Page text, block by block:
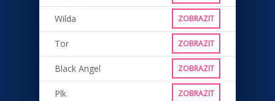
Wilda ZOBRAZIT
Tor ZOBRAZIT
Black Angel ZOBRAZIT
Plk ZOBRAZIT